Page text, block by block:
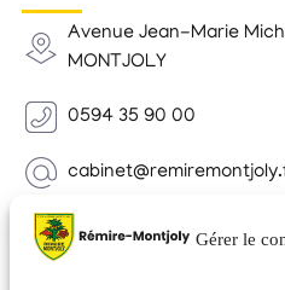
Gérer le
Avenue Jean-Marie
MONTJOLY
0594 35 90 00
Newsletter